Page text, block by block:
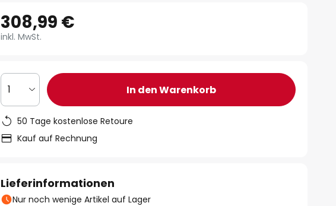
308,99 €
inkl. MwSt.
1 In den Warenkorb
50 Tage kostenlose Retoure
Kauf auf Rechnung
Lieferinformationen
Nur noch wenige Artikel auf Lager